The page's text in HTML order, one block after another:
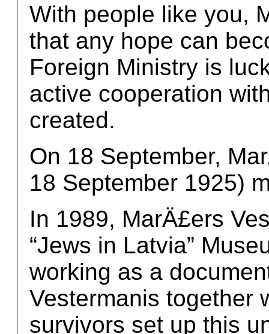
With people like you,
that any hope can
Foreign Ministry is
active cooperation
created.
On 18 September,
18 September 1925)
In 1989, MarÄ£ers
“Jews in Latvia”
working as a
Vestermanis together
survivors set up this